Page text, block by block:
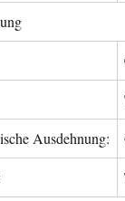
Ausdehnung: